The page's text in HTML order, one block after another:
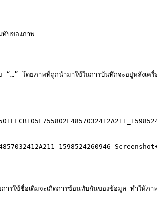
บของภาพ
โดยภาพที่ถูกนำมาใช้ในการบันทึกจะอยู่หลังเค
ช้ชื่อเดิมจะเกิดการซ้อนทับกันของข้อมูล ทำให้ภา